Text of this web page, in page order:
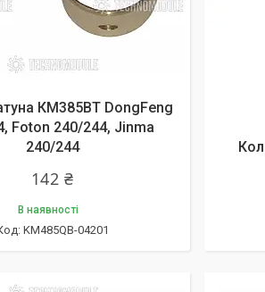
КМ385ВТ DongFeng
Foton 240/244, Jinma
240/244
142 ₴
В наявності
KM485QB-04201